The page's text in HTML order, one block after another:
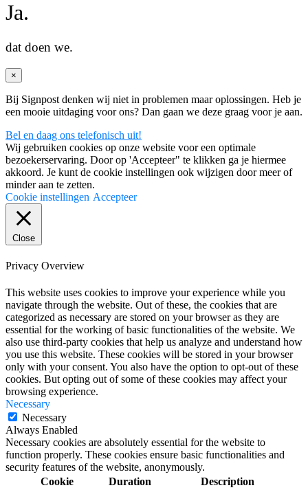
Ja.
dat doen we.
×
Bij Signpost denken wij niet in problemen maar oplossingen. Heb je
een mooie uitdaging voor ons? Dan gaan we deze graag voor je aan.
Bel en daag ons telefonisch uit!
Wij gebruiken cookies op onze website voor een optimale
bezoekerservaring. Door op 'Accepteer" te klikken ga je hiermee
akkoord. Je kunt de cookie instellingen ook wijzigen door meer of
minder aan te zetten.
Cookie instellingen Accepteer
Close
Privacy Overview
This website uses cookies to improve your experience while you
navigate through the website. Out of these, the cookies that are
categorized as necessary are stored on your browser as they are
essential for the working of basic functionalities of the website. We
also use third-party cookies that help us analyze and understand how
you use this website. These cookies will be stored in your browser
only with your consent. You also have the option to opt-out of these
cookies. But opting out of some of these cookies may affect your
browsing experience.
Necessary
Necessary
Always Enabled
Necessary cookies are absolutely essential for the website to
function properly. These cookies ensure basic functionalities and
security features of the website, anonymously.
Cookie
Duration Description